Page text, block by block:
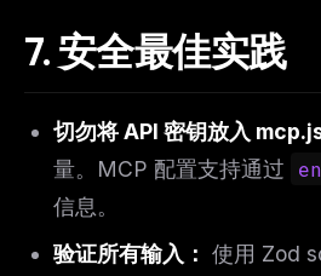
7. 安全最佳实践
切勿将 API 密钥放入
量。MCP 配置支持通过
信息。
验证所有输入： 使用 Zod